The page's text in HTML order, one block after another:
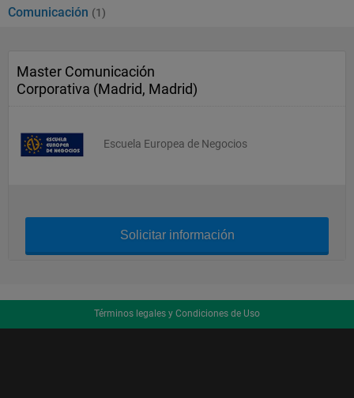
Comunicación (1)
Master Comunicación
Corporativa (Madrid, Madrid)
Escuela Europea de Negocios
Solicitar información
Términos legales y Condiciones de Uso